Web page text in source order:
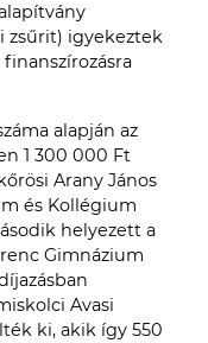
zsűrit) igyekeztek
alapján az
1 300 000 Ft
Arany János
és Kollégium
helyezett a
Gimnázium
Avasi
ki, akik így 550